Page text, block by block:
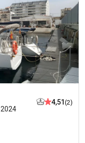
2024
4,51 (2)